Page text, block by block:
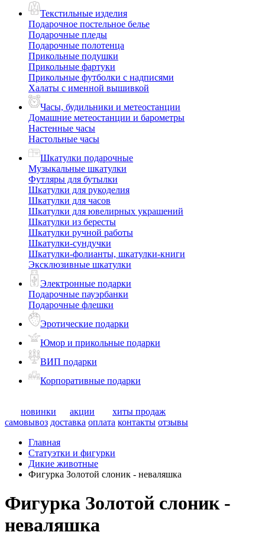
Текстильные изделия
Подарочное постельное белье
Подарочные пледы
Подарочные полотенца
Прикольные подушки
Прикольные фартуки
Прикольные футболки с надписями
Халаты с именной вышивкой
Часы, будильники и метеостанции
Домашние метеостанции и барометры
Настенные часы
Настольные часы
Шкатулки подарочные
Музыкальные шкатулки
Футляры для бутылки
Шкатулки для рукоделия
Шкатулки для часов
Шкатулки для ювелирных украшений
Шкатулки из бересты
Шкатулки ручной работы
Шкатулки-сундучки
Шкатулки-фолианты, шкатулки-книги
Эксклюзивные шкатулки
Электронные подарки
Подарочные пауэрбанки
Подарочные флешки
Эротические подарки
Юмор и прикольные подарки
ВИП подарки
Корпоративные подарки
новинки акции
хиты продаж
самовывоз доставка оплата контакты отзывы
Главная
Статуэтки и фигурки
Дикие животные
Фигурка Золотой слоник - неваляшка
Фигурка Золотой слоник -
неваляшка